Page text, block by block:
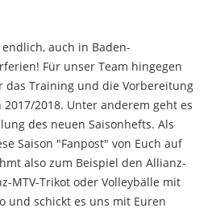
auch in Baden-
Für unser Team hingegen
das Training und die Vorbereitung
2018. Unter anderem geht es
des neuen Saisonhefts. Als
Saison "Fanpost" von Euch auf
also zum Beispiel den Allianz-
MTV-Trikot oder Volleybälle mit
und schickt es uns mit Euren